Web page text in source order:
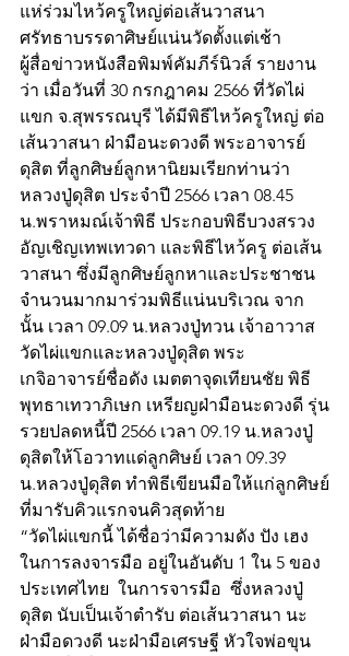
แห่ร่วมไหว้ครูใหญ่ต่อเส้นวาสนา
ศรัทธาบรรดาศิษย์แน่นวัดตั้งแต่เช้า
ผู้สื่อข่าวหนังสือพิมพ์คัมภีร์นิวส์ รายงาน
ว่า เมื่อวันที่ 30 กรกฎาคม 2566 ที่วัดไผ่
แขก จ.สุพรรณบุรี ได้มีพิธีไหว้ครูใหญ่ ต่อ
เส้นวาสนา ฝ่ามือนะดวงดี พระอาจารย์
ดุสิต ที่ลูกศิษย์ลูกหานิยมเรียกท่านว่า
หลวงปู่ดุสิต ประจำปี 2566 เวลา 08.45
น.พราหมณ์เจ้าพิธี ประกอบพิธีบวงสรวง
อัญเชิญเทพเทวดา และพิธีไหว้ครู ต่อเส้น
วาสนา ซึ่งมีลูกศิษย์ลูกหาและประชาชน
จำนวนมากมาร่วมพิธีแน่นบริเวณ จาก
นั้น เวลา 09.09 น.หลวงปู่ทวน เจ้าอาวาส
วัดไผ่แขกและหลวงปู่ดุสิต พระ
เกจิอาจารย์ชื่อดัง เมตตาจุดเทียนชัย พิธี
พุทธาเทวาภิเษก เหรียญฝ่ามือนะดวงดี รุ่น
รวยปลดหนี้ปี 2566 เวลา 09.19 น.หลวงปู่
ดุสิตให้โอวาทแด่ลูกศิษย์ เวลา 09.39
น.หลวงปู่ดุสิต ทำพิธีเขียนมือให้แก่ลูกศิษย์
ที่มารับคิวแรกจนคิวสุดท้าย
“วัดไผ่แขกนี้ ได้ชื่อว่ามีความดัง ปัง เฮง
ในการลงจารมือ อยู่ในอันดับ 1 ใน 5 ของ
ประเทศไทย  ในการจารมือ  ซึ่งหลวงปู่
ดุสิต นับเป็นเจ้าตำรับ ต่อเส้นวาสนา นะ
ฝ่ามือดวงดี นะฝ่ามือเศรษฐี หัวใจพ่อขุน